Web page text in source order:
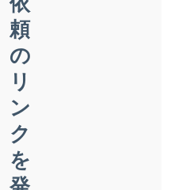
頼
の
リ
ン
ク
を